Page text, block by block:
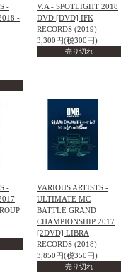
-
-
V.A - SPOTLIGHT 2018
DVD [DVD] IFK
RECORDS (2019)
3,300円(税300円)
売り切れ
-
VARIOUS ARTISTS -
ULTIMATE MC
BATTLE GRAND
CHAMPIONSHIP 2017
[2DVD] LIBRA
RECORDS (2018)
3,850円(税350円)
売り切れ